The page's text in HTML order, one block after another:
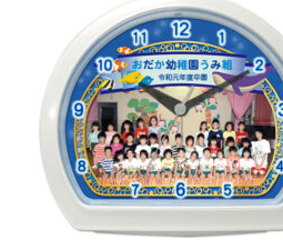
カード付フォトフレームクロック(集
目覚まし時計(集合＋個別)
メロディ時計(集合)
音声時計(集合)
目覚まし時計(個別)